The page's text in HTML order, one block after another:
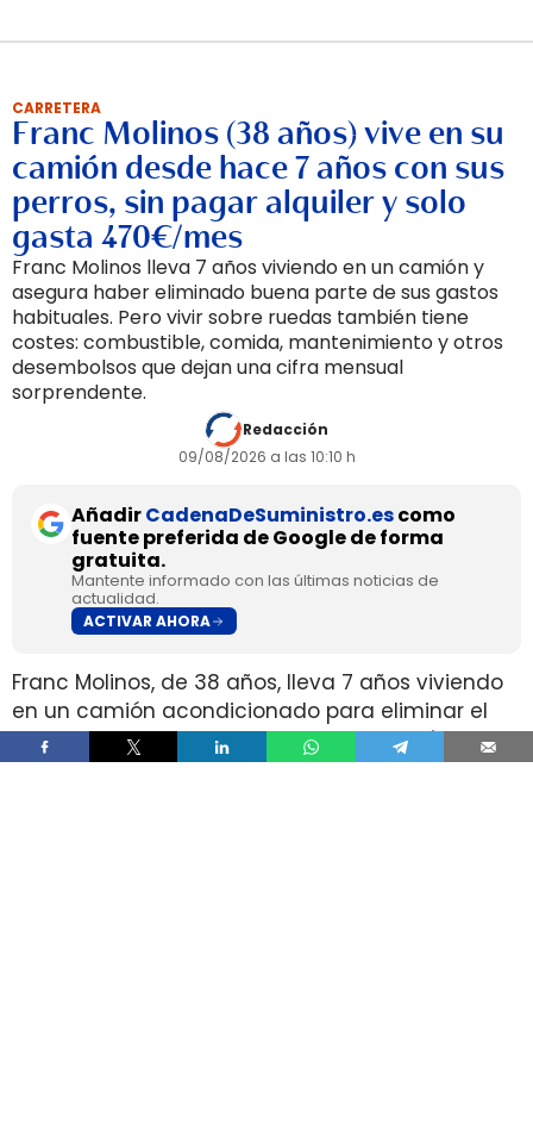
CARRETERA
Franc Molinos (38 años) vive en su
camión desde hace 7 años con sus
perros, sin pagar alquiler y solo
gasta 470€/mes
Franc Molinos lleva 7 años viviendo en un camión y
asegura haber eliminado buena parte de sus gastos
habituales. Pero vivir sobre ruedas también tiene
costes: combustible, comida, mantenimiento y otros
desembolsos que dejan una cifra mensual
sorprendente.
Redacción
09/08/2026 a las 10:10 h
AñadirCadenaDeSuministro.escomo
fuente preferida de Google de forma
gratuita.
Mantente informado con las últimas noticias de
actualidad.
ACTIVAR AHORA
Franc Molinos, de 38 años, lleva 7 años viviendo
en un camión acondicionado para eliminar el
alquiler y recortar sus gastos fijos. El vehículo
incorpora cocina, dormitorio, espacio de